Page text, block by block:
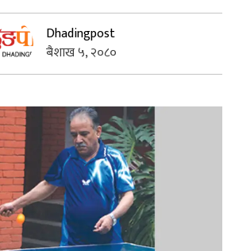
Dhadingpost
बैशाख ५, २०८०